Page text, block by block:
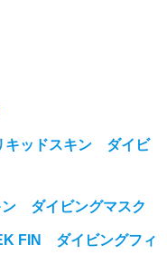
キッドスキン ダイビ
ン ダイビングマスク
FIN ダイビングフィ